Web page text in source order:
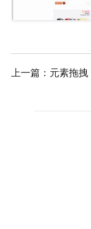
上一篇： 元素拖拽